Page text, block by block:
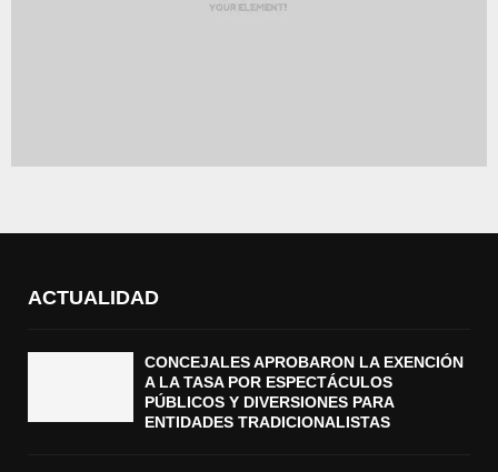
ACTUALIDAD
CONCEJALES APROBARON LA EXENCIÓN
A LA TASA POR ESPECTÁCULOS
PÚBLICOS Y DIVERSIONES PARA
ENTIDADES TRADICIONALISTAS